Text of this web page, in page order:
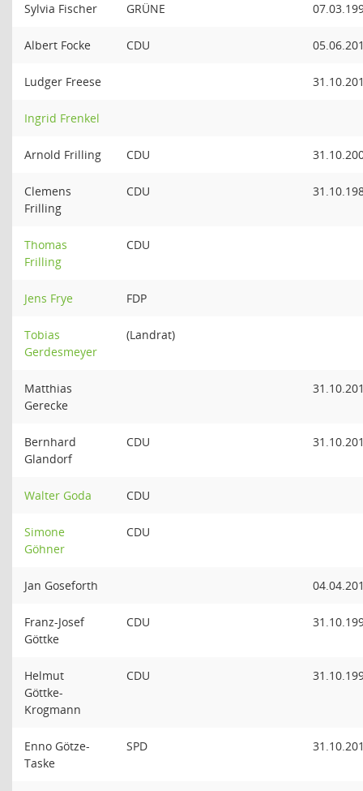
Sylvia Fischer GRÜNE
Albert Focke CDU
Ludger Freese
Ingrid Frenkel
Arnold Frilling CDU
Clemens
Frilling
CDU
Thomas
Frilling
CDU
Jens Frye FDP
Tobias
Gerdesmeyer
(Landrat)
Matthias
Gerecke
Bernhard
Glandorf
CDU
Walter Goda CDU
Simone
Göhner
CDU
Jan Goseforth
Franz-Josef
Göttke
CDU
Helmut
Göttke-
Krogmann
CDU
Enno Götze-
Taske
SPD